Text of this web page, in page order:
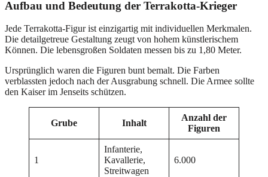
Aufbau und Bedeutung der Terrakotta-Krieger
Jede Terrakotta-Figur ist einzigartig mit individuellen Merkmalen.
Die detailgetreue Gestaltung zeugt von hohem künstlerischem
Können. Die lebensgroßen Soldaten messen bis zu 1,80 Meter.
Ursprünglich waren die Figuren bunt bemalt. Die Farben
verblassten jedoch nach der Ausgrabung schnell. Die Armee sollte
den Kaiser im Jenseits schützen.
Grube Inhalt
Anzahl der
Figuren
1
Infanterie,
Kavallerie,
Streitwagen
6.000